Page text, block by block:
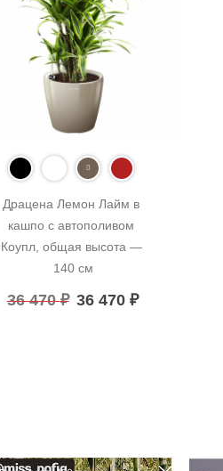
Драцена Лемон Лайм в
кашпо с автополивом
Коупл, общая высота —
140 см
36 470₽ 36 470₽